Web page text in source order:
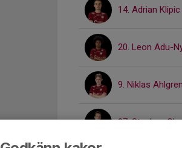
14. Adrian Klipic
20. Leon Adu-
9. Niklas Ahlgren
97. Stephan